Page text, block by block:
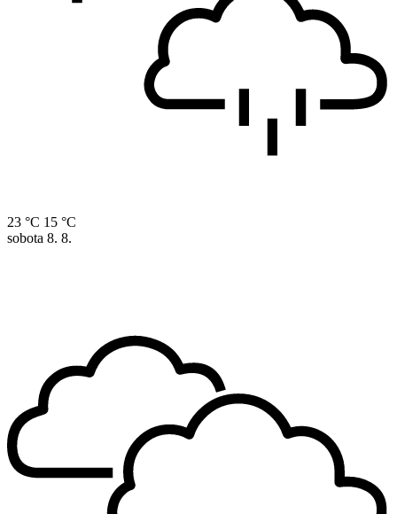
23 °C 15 °C
sobota 8. 8.